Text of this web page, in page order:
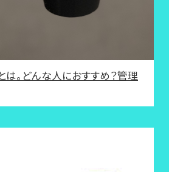
は。どんな人におすすめ？管理